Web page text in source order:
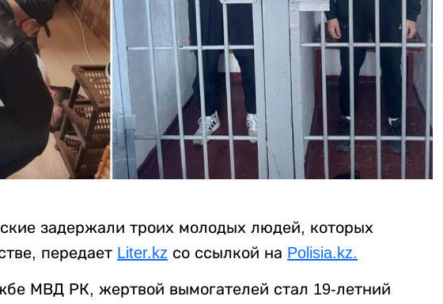
задержали троих молодых людей, которых
передает Liter.kz со ссылкой на Polisia.kz.
МВД РК, жертвой вымогателей стал 19-летний